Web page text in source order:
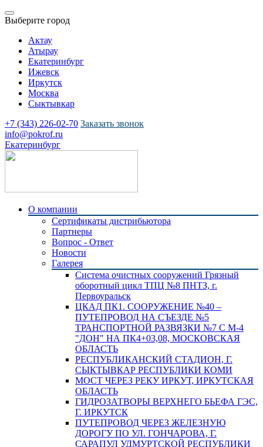
Выберите город
Актау
Атырау
Екатеринбург
Ижевск
Иркутск
Москва
Сыктывкар
+7 (343) 226-02-70 Заказать звонок
info@pokrof.ru
Екатеринбург
О компании
Сертификаты дистрибьютора
Партнеры
Вопрос - Ответ
Новости
Галерея
Система очистных сооружений Грязный
оборотный цикл ТПЦ №8 ПНТЗ, г.
Первоуральск
ЦКАД ПК1. СООРУЖЕНИЕ №40 –
ПУТЕПРОВОД НА СЪЕЗДЕ №5
ТРАНСПОРТНОЙ РАЗВЯЗКИ №7 С М-4
"ДОН" НА ПК4+03,08, МОСКОВСКАЯ
ОБЛАСТЬ
РЕСПУБЛИКАНСКИЙ СТАДИОН, Г.
СЫКТЫВКАР РЕСПУБЛИКИ КОМИ
МОСТ ЧЕРЕЗ РЕКУ ИРКУТ, ИРКУТСКАЯ
ОБЛАСТЬ
ГИДРОЗАТВОРЫ ВЕРХНЕГО БЬЕФА ГЭС,
Г. ИРКУТСК
ПУТЕПРОВОД ЧЕРЕЗ ЖЕЛЕЗНУЮ
ДОРОГУ ПО УЛ. ГОНЧАРОВА, Г.
САРАПУЛ УДМУРТСКОЙ РЕСПУБЛИКИ